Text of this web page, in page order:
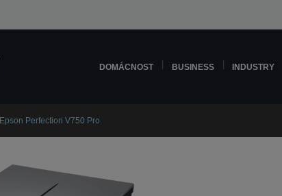
DOMÁCNOST BUSINESS INDUSTRY
Epson Perfection V750 Pro